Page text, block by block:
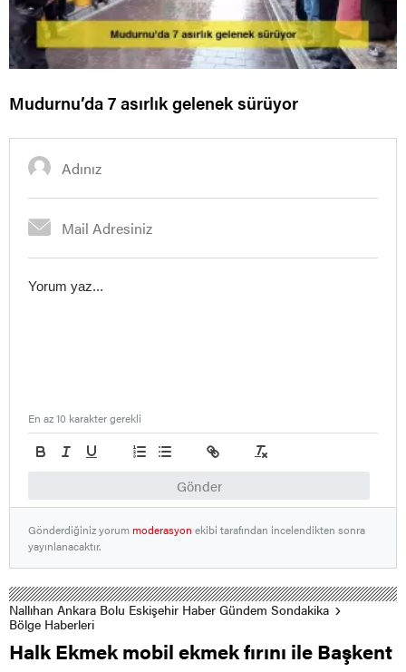
Mudurnu’da 7 asırlık gelenek sürüyor
Gönder
En az 10 karakter gerekli
Gönderdiğiniz yorummoderasyon ekibi tarafından incelendikten sonra
yayınlanacaktır.
Nallıhan Ankara Bolu Eskişehir Haber Gündem Sondakika
Bölge Haberleri
Halk Ekmek mobil ekmek fırını ile Başkent